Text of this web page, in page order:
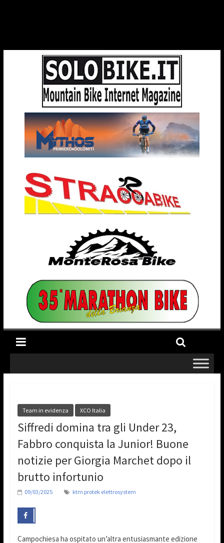
Team in evidenza XCO Italia
Siffredi domina tra gli Under 23,
Fabbro conquista la Junior! Buone
notizie per Giorgia Marchet dopo il
brutto infortunio
09/03/2025 ktm protek elettrosystem
Campochiesa ha ospitato un’altra entusiasmante edizione